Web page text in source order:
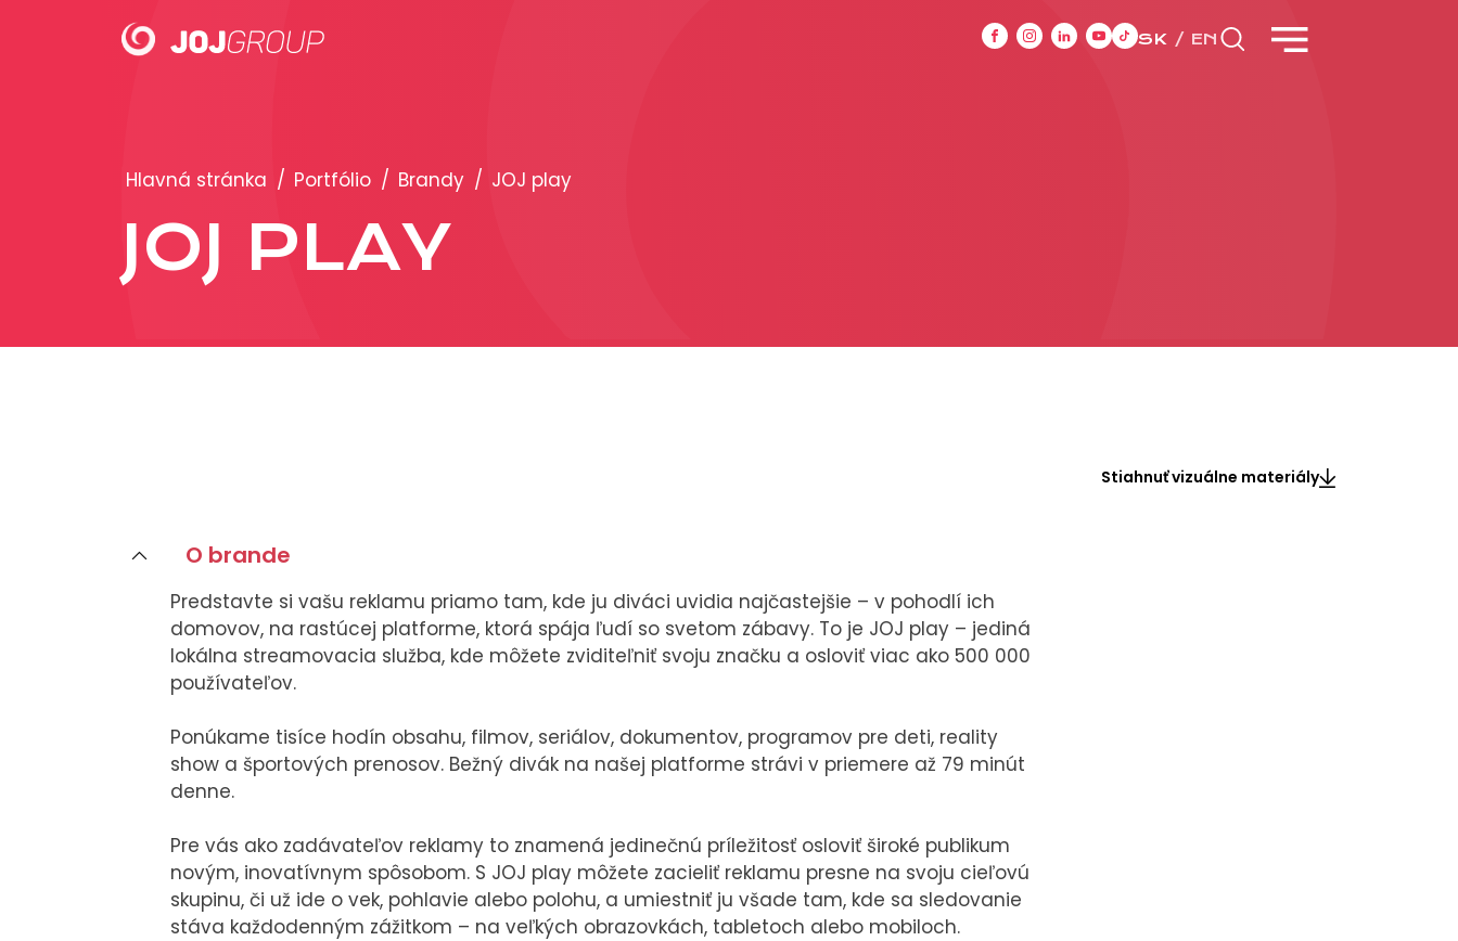
SK EN
Produkty
Tím
Kariéra
Tlačové správy
B2B Rozhovory
VYSIELANIE
MS 2026
KONTAKT
Hlavná stránka / Portfólio / Brandy / JOJ play
JOJ PLAY
Stiahnuť vizuálne materiály
O brande
Predstavte si vašu reklamu priamo tam, kde ju diváci uvidia najčastejšie – v pohodlí ich
domovov, na rastúcej platforme, ktorá spája ľudí so svetom zábavy. To je JOJ play – jediná
lokálna streamovacia služba, kde môžete zviditeľniť svoju značku a osloviť viac ako 500 000
používateľov.
Ponúkame tisíce hodín obsahu, filmov, seriálov, dokumentov, programov pre deti, reality
show a športových prenosov. Bežný divák na našej platforme strávi v priemere až 79 minút
denne.
Pre vás ako zadávateľov reklamy to znamená jedinečnú príležitosť osloviť široké publikum
novým, inovatívnym spôsobom. S JOJ play môžete zacieliť reklamu presne na svoju cieľovú
skupinu, či už ide o vek, pohlavie alebo polohu, a umiestniť ju všade tam, kde sa sledovanie
stáva každodenným zážitkom – na veľkých obrazovkách, tabletoch alebo mobiloch.